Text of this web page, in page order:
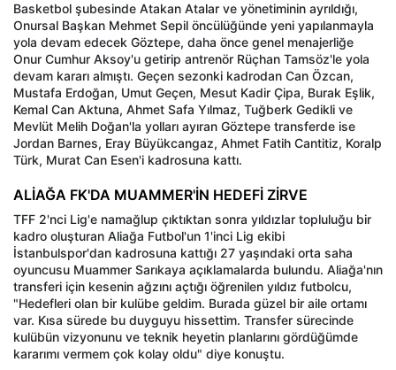
Basketbol şubesinde Atakan Atalar ve yönetiminin ayrıldığı,
Onursal Başkan Mehmet Sepil öncülüğünde yeni yapılanmayla
yola devam edecek Göztepe, daha önce genel menajerliğe
Onur Cumhur Aksoy'u getirip antrenör Rüçhan Tamsöz'le yola
devam kararı almıştı. Geçen sezonki kadrodan Can Özcan,
Mustafa Erdoğan, Umut Geçen, Mesut Kadir Çipa, Burak Eşlik,
Kemal Can Aktuna, Ahmet Safa Yılmaz, Tuğberk Gedikli ve
Mevlüt Melih Doğan'la yolları ayıran Göztepe transferde ise
Jordan Barnes, Eray Büyükcangaz, Ahmet Fatih Cantitiz, Koralp
Türk, Murat Can Esen'i kadrosuna kattı.
ALİAĞA FK'DA MUAMMER'İN HEDEFİ ZİRVE
TFF 2'nci Lig'e namağlup çıktıktan sonra yıldızlar topluluğu bir
kadro oluşturan Aliağa Futbol'un 1'inci Lig ekibi
İstanbulspor'dan kadrosuna kattığı 27 yaşındaki orta saha
oyuncusu Muammer Sarıkaya açıklamalarda bulundu. Aliağa'nın
transferi için kesenin ağzını açtığı öğrenilen yıldız futbolcu,
"Hedefleri olan bir kulübe geldim. Burada güzel bir aile ortamı
var. Kısa sürede bu duyguyu hissettim. Transfer sürecinde
kulübün vizyonunu ve teknik heyetin planlarını gördüğümde
kararımı vermem çok kolay oldu" diye konuştu.